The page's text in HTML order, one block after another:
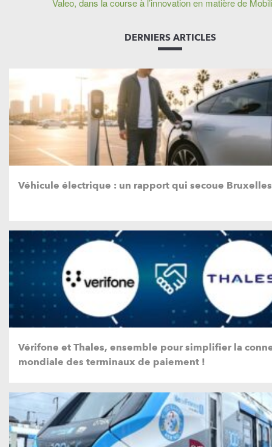
Valeo, dans la course à l’innovation en matière de
DERNIERS ARTICLES
Véhicule électrique : un rapport qui secoue
Vérifone et Thales, ensemble pour simplifier la
mondiale des terminaux de paiement !